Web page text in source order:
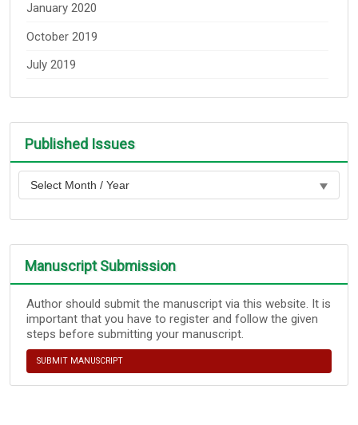
January 2020
October 2019
July 2019
Published Issues
Manuscript Submission
Author should submit the manuscript via this website. It is
important that you have to register and follow the given
steps before submitting your manuscript.
SUBMIT MANUSCRIPT